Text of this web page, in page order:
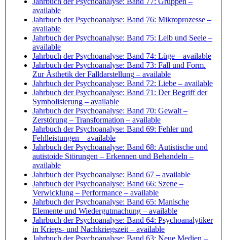
available
Jahrbuch der Psychoanalyse: Band 76: Mikroprozesse –
available
Jahrbuch der Psychoanalyse: Band 75: Leib und Seele –
available
Jahrbuch der Psychoanalyse: Band 74: Lüge – available
Jahrbuch der Psychoanalyse: Band 73: Fall und Form.
Zur Ästhetik der Falldarstellung – available
Jahrbuch der Psychoanalyse: Band 72: Liebe – available
Jahrbuch der Psychoanalyse: Band 71: Der Begriff der
Symbolisierung – available
Jahrbuch der Psychoanalyse: Band 70: Gewalt –
Zerstörung – Transformation – available
Jahrbuch der Psychoanalyse: Band 69: Fehler und
Fehlleistungen – available
Jahrbuch der Psychoanalyse: Band 68: Autistische und
autistoide Störungen – Erkennen und Behandeln –
available
Jahrbuch der Psychoanalyse: Band 67 – available
Jahrbuch der Psychoanalyse: Band 66: Szene –
Verwicklung – Performance – available
Jahrbuch der Psychoanalyse: Band 65: Manische
Elemente und Wiedergutmachung – available
Jahrbuch der Psychoanalyse: Band 64: Psychoanalytiker
in Kriegs- und Nachkriegszeit – available
Jahrbuch der Psychoanalyse: Band 63: Neue Medien –